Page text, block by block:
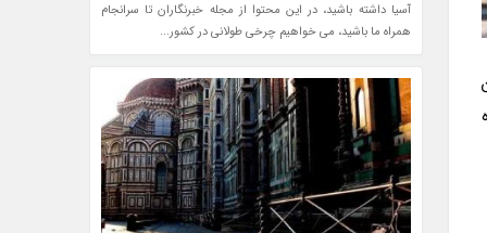
آسیا داشته باشید، در این محتوا از مجله خبرنگاران تا سرانجام
همراه ما باشید، می خواهیم چرخی طولانی در کشور...